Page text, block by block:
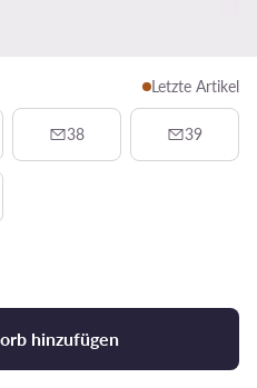
Letzte Artikel
38 39
hinzufügen